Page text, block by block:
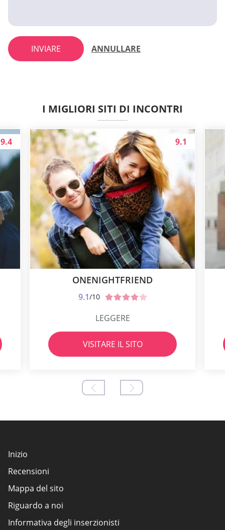
INVIARE ANNULLARE
I MIGLIORI SITI DI INCONTRI
9.4
ONENIGHTFRIEND
9.1/10
9.1
LEGGERE
VISITARE IL SITO
Inizio
Recensioni
Mappa del sito
Riguardo a noi
Informativa degli inserzionisti